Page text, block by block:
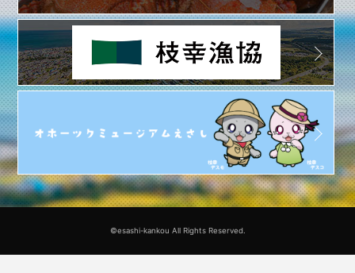
©esashi-kankou All Rights Reserved.